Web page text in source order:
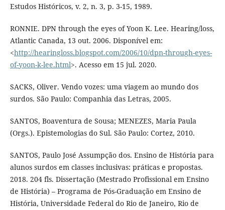
Estudos Históricos, v. 2, n. 3, p. 3-15, 1989.
RONNIE. DPN through the eyes of Yoon K. Lee. Hearing/loss,
Atlantic Canada, 13 out. 2006. Disponível em:
<http://hearingloss.blogspot.com/2006/10/dpn-through-eyes-
of-yoon-k-lee.html>. Acesso em 15 jul. 2020.
SACKS, Oliver. Vendo vozes: uma viagem ao mundo dos
surdos. São Paulo: Companhia das Letras, 2005.
SANTOS, Boaventura de Sousa; MENEZES, Maria Paula
(Orgs.). Epistemologias do Sul. São Paulo: Cortez, 2010.
SANTOS, Paulo José Assumpção dos. Ensino de História para
alunos surdos em classes inclusivas: práticas e propostas.
2018. 204 fls. Dissertação (Mestrado Profissional em Ensino
de História) – Programa de Pós-Graduação em Ensino de
História, Universidade Federal do Rio de Janeiro, Rio de